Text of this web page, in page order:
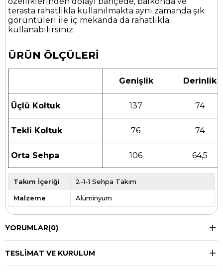
terasta rahatlıkla kullanılmakta aynı zamanda şık
görüntüleri ile iç mekanda da rahatlıkla
kullanabilirsiniz.
ÜRÜN ÖLÇÜLERİ
Genişlik Derinlik
Üçlü Koltuk 137 74
Tekli Koltuk 76 74
Orta Sehpa 106 64,5
Takım İçeriği 2-1-1 Sehpa Takım
Malzeme Alüminyum
YORUMLAR(0)
TESLIMAT VE KURULUM